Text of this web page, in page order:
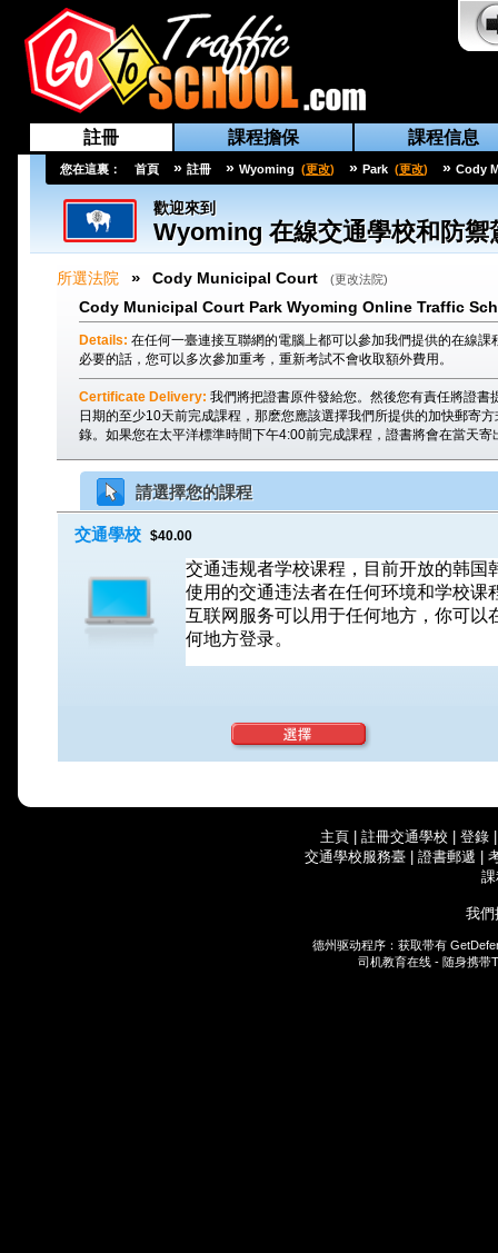
註冊 課程擔保 課程信息
您在這裏： 首頁 » 註冊 » Wyoming (更改) » Park (更改) » Cody
歡迎來到
Wyoming在線交通學校和防禦
所選法院 » Cody Municipal Court (更改法院)
Cody Municipal Court Park Wyoming Online Traffic
Details: 在任何一臺連接互聯網的電腦上都可以參加我們提供的在線
必要的話，您可以多次參加重考，重新考試不會收取額外費用。
Certificate Delivery: 我們將把證書原件發給您。然後您有責任將證
日期的至少10天前完成課程，那麽您應該選擇我們所提供的加快郵寄
錄。如果您在太平洋標準時間下午4:00前完成課程，證書將會在當天
請選擇您的課程
交通學校 $40.00
交通违规者学校课程，目前开放的韩国
使用的交通违法者在任何环境和学校课
互联网服务可以用于任何地方，你可以
何地方登录。
主頁 註冊交通學校 登錄
交通學校服務臺
證書郵遞
我們
德州驱动程序：获取带有
司机教育在线 - 随身携带